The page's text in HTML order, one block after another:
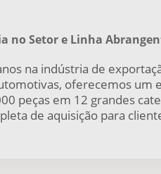
no Setor e Linha
na indústria de
oferecemos um
peças em 12 grandes
de aquisição para